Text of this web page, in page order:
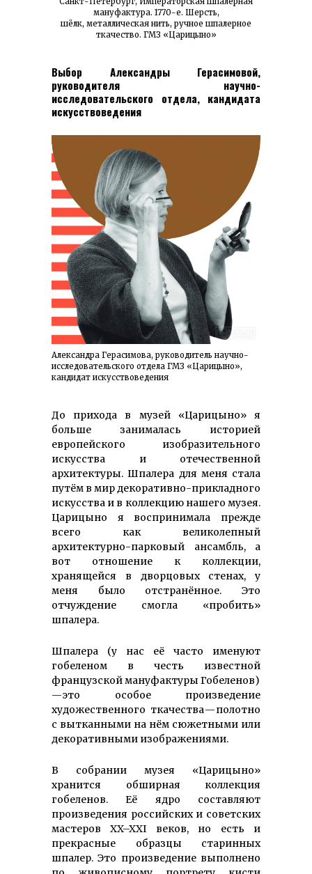
мануфактура. 1770-е. Шерсть,
шёлк, металлическая нить, ручное шпалерное
ткачество. ГМЗ «Царицыно»
Выбор Александры Герасимовой,
руководителя научно-
исследовательского отдела, кандидата
искусствоведения
Александра Герасимова, руководитель научно-
исследовательского отдела ГМЗ «Царицыно»,
кандидат искусствоведения
До прихода в музей «Царицыно» я
больше занималась историей
европейского изобразительного
искусства и отечественной
архитектуры. Шпалера для меня стала
путём в мир декоративно-прикладного
искусства и в коллекцию нашего музея.
Царицыно я воспринимала прежде
всего как великолепный
архитектурно-парковый ансамбль, а
вот отношение к коллекции,
хранящейся в дворцовых стенах, у
меня было отстранённое. Это
отчуждение смогла «пробить»
шпалера.
Шпалера (у нас её часто именуют
гобеленом в честь известной
французской мануфактуры Гобеленов)
— это особое произведение
художественного ткачества — полотно
с вытканными на нём сюжетными или
декоративными изображениями.
В собрании музея «Царицыно»
хранится обширная коллекция
гобеленов. Её ядро составляют
произведения российских и советских
мастеров XX–XXI веков, но есть и
прекрасные образцы старинных
шпалер. Это произведение выполнено